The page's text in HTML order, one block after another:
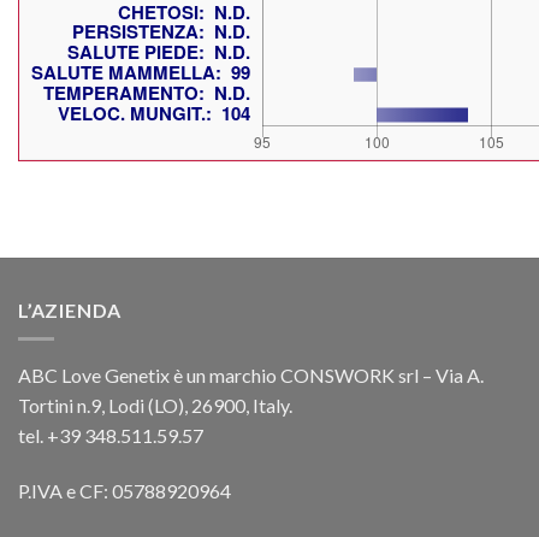
L’AZIENDA
ABC Love Genetix è un marchio CONSWORK srl – Via A.
Tortini n.9, Lodi (LO), 26900, Italy.
tel. +39 348.511.59.57
P.IVA e CF: 05788920964